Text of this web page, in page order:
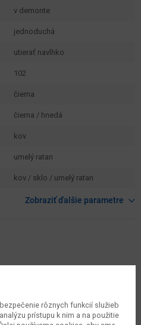
v demonte
jednoduchá
utierať navlhko
102
čierna
čierna / hnedá
kov
umelý ratan
kov / sklo / umelý ratan
Zobraziť ďalšie parametre
rôznych funkcií služieb
prístupu k nim a na použitie